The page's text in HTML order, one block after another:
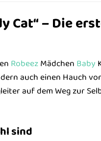
Cat“ – Die
RobeezMädchen Baby
auch einen Hauch
auf dem Weg zur
sind